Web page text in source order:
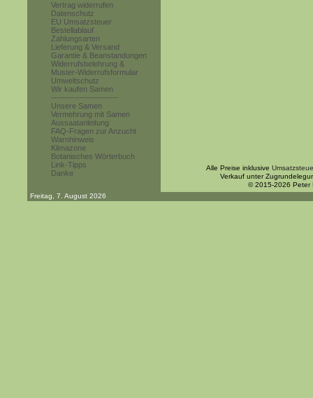
Vertrag widerrufen
Datenschutz
EU Umsatzsteuer
Bestellablauf
Zahlungsarten
Lieferung & Versand
Garantie & Beanstandungen
Widerrufsbelehrung &
Muster-Widerrufsformular
Umweltschutz
Wir kaufen Samen
------------------------
Unsere Samen
Vermehrung mit Samen
Aussaatanleitung
FAQ-Fragen zur Anzucht
Warnhinweis
Klimazone
Botanisches Wörterbuch
Link-Tipps
Danke
Alle Preise inklusive
Verkauf unter
© 2015-2026 Peter
Freitag, 7. August 2026